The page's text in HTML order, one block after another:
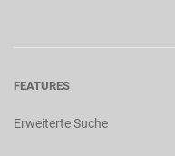
FEATURES
Erweiterte Suche